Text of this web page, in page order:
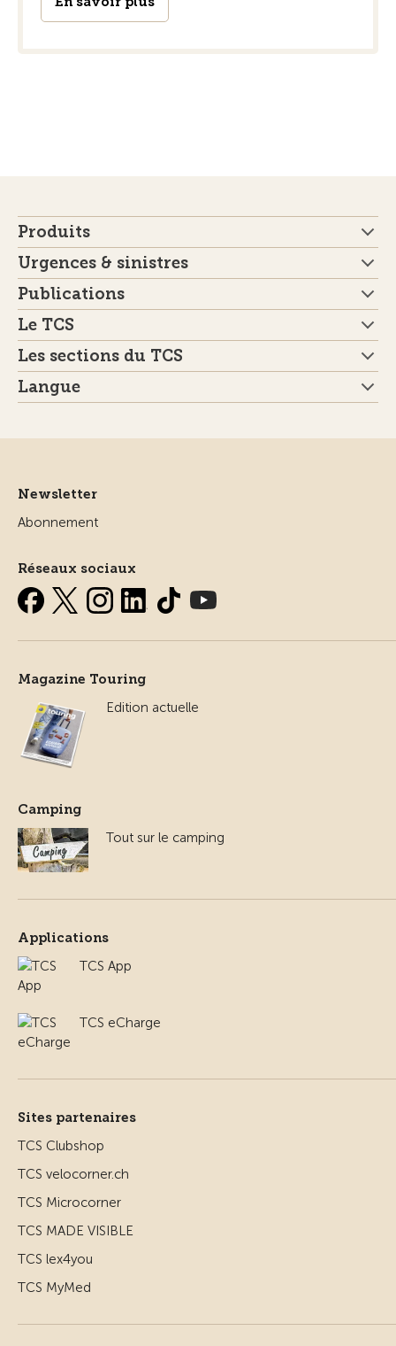
Produits
Urgences & sinistres
Publications
Le TCS
Les sections du TCS
Langue
Newsletter
Abonnement
Réseaux sociaux
Magazine Touring
Edition actuelle
Camping
Tout sur le camping
Applications
TCS App
TCS eCharge
Sites partenaires
TCS Clubshop
TCS velocorner.ch
TCS Microcorner
TCS MADE VISIBLE
TCS lex4you
TCS MyMed